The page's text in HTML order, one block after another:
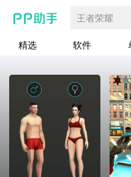
王者荣耀
精选 软件